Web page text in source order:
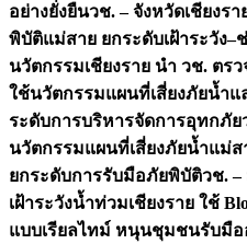
อย่างยั่งยืนวช. – จังหวัดเชียงร
พิบัติแม่สาย ยกระดับเฝ้าระวัง–
นวัตกรรมเชียงราย นำ วช. ตร
ใช้นวัตกรรมแผนที่เสี่ยงภัยน้ำ
ระดับการบริหารจัดการอุทกภัย
นวัตกรรมแผนที่เสี่ยงภัยน้ำแม่
ยกระดับการรับมือภัยพิบัติวช. –
เฝ้าระวังน้ำท่วมเชียงราย ใช้
แบบเรียลไทม์ หนุนชุมชนรับมื